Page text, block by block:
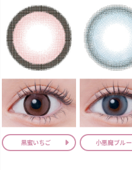
黒蜜いちご 小悪魔ブルー